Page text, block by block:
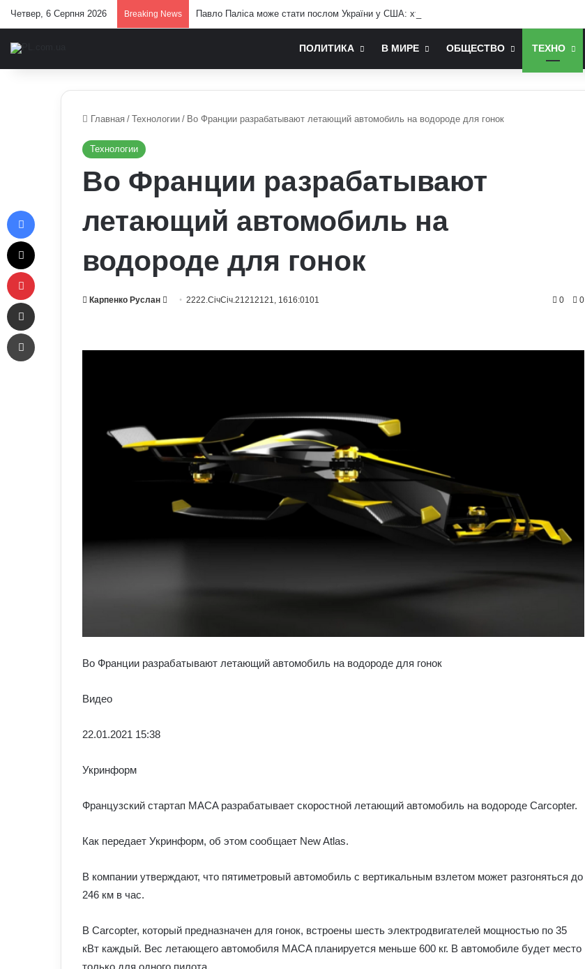
Четвер, 6 Серпня 2026 Breaking News Павло Паліса може стати послом України у США: хто він та чим відомий
ПОЛИТИКА В МИРЕ ОБЩЕСТВО ТЕХНО
Главная / Технологии / Во Франции разрабатывают летающий автомобиль на водороде для гонок
Технологии
Во Франции разрабатывают
летающий автомобиль на
водороде для гонок
Карпенко Руслан
Send2222.СічСіч.21212121, 1616:0101 0 0
Во Франции разрабатывают летающий автомобиль на водороде для гонок
Видео
22.01.2021 15:38
Укринформ
Французский стартап MACA разрабатывает скоростной летающий автомобиль на водороде Carcopter.
Как передает Укринформ, об этом сообщает New Atlas.
В компании утверждают, что пятиметровый автомобиль с вертикальным взлетом может разгоняться до
246 км в час.
В Carcopter, который предназначен для гонок, встроены шесть электродвигателей мощностью по 35
кВт каждый. Вес летающего автомобиля MACA планируется меньше 600 кг. В автомобиле будет место